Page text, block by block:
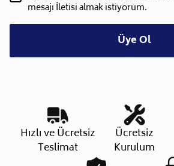
mesajı İletisi almak istiyorum.
Üye Ol
Hızlı ve Ücretsiz
Teslimat
Ücretsiz
Kurulum